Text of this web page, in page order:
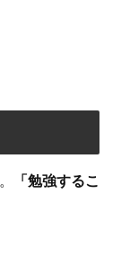
「勉強するこ